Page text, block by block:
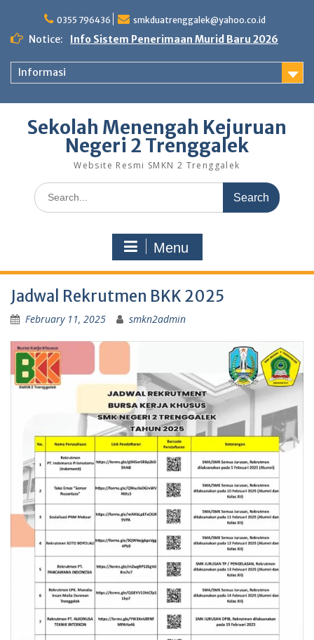
0355 796436 smkduatrenggalek@yahoo.co.id
Notice: Info Sistem Penerimaan Murid Baru 2026
Informasi
Sekolah Menengah Kejuruan
Negeri 2 Trenggalek
Website Resmi SMKN 2 Trenggalek
Menu
Jadwal Rekrutmen BKK 2025
February 11, 2025 smkn2admin